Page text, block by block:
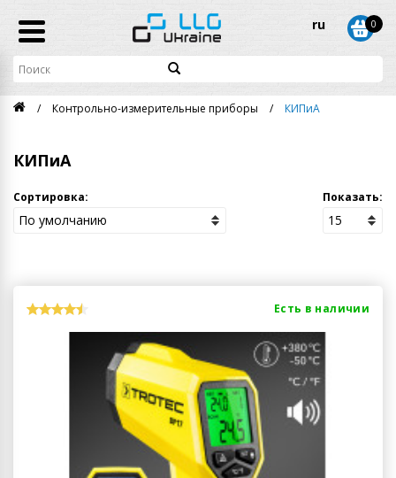
ru 0
Контрольно-измерительные приборы КИПиА
КИПиА
Сортировка: Показать:
Есть в наличии